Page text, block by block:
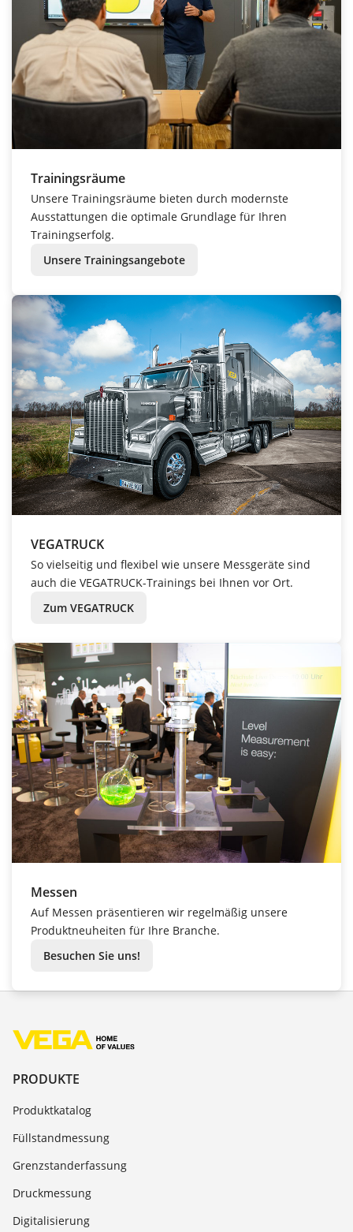
Trainingsräume
Unsere Trainingsräume bieten durch modernste
Ausstattungen die optimale Grundlage für Ihren
Trainingserfolg.
Unsere Trainingsangebote
VEGATRUCK
So vielseitig und flexibel wie unsere Messgeräte sind
auch die VEGATRUCK-Trainings bei Ihnen vor Ort.
Zum VEGATRUCK
Messen
Auf Messen präsentieren wir regelmäßig unsere
Produktneuheiten für Ihre Branche.
Besuchen Sie uns!
PRODUKTE
Produktkatalog
Füllstandmessung
Grenzstanderfassung
Druckmessung
Digitalisierung